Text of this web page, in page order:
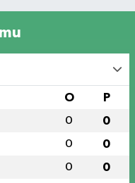
O P
0 0
0 0
0 0